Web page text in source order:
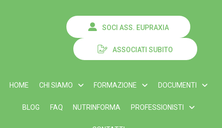
SOCI ASS. EUPRAXIA
ASSOCIATI SUBITO
HOME CHI SIAMO FORMAZIONE DOCUMENTI
BLOG FAQ NUTRINFORMA PROFESSIONISTI